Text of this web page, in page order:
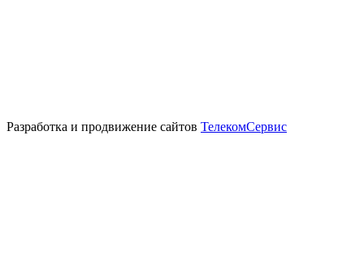
Разработка и продвижение сайтов ТелекомСервис